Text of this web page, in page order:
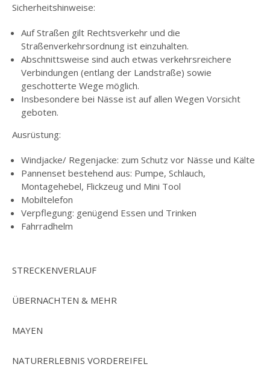
Sicherheitshinweise:
Auf Straßen gilt Rechtsverkehr und die
Straßenverkehrsordnung ist einzuhalten.
Abschnittsweise sind auch etwas verkehrsreichere
Verbindungen (entlang der Landstraße) sowie
geschotterte Wege möglich.
Insbesondere bei Nässe ist auf allen Wegen Vorsicht
geboten.
Ausrüstung:
Windjacke/ Regenjacke: zum Schutz vor Nässe und Kälte
Pannenset bestehend aus: Pumpe, Schlauch,
Montagehebel, Flickzeug und Mini Tool
Mobiltelefon
Verpflegung: genügend Essen und Trinken
Fahrradhelm
STRECKENVERLAUF
ÜBERNACHTEN & MEHR
MAYEN
NATURERLEBNIS VORDEREIFEL